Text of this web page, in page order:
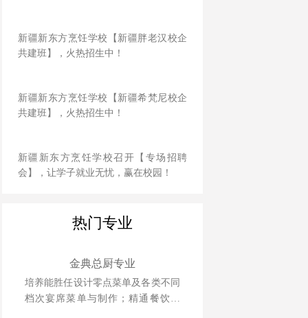
新疆新东方烹饪学校【新疆胖老汉校企
共建班】，火热招生中！
新疆新东方烹饪学校【新疆希梵尼校企
共建班】，火热招生中！
新疆新东方烹饪学校召开【专场招聘
会】，让学子就业无忧，赢在校园！
热门专业
金典总厨专业
培养能胜任设计零点菜单及各类不同
档次宴席菜单与制作；精通餐饮管